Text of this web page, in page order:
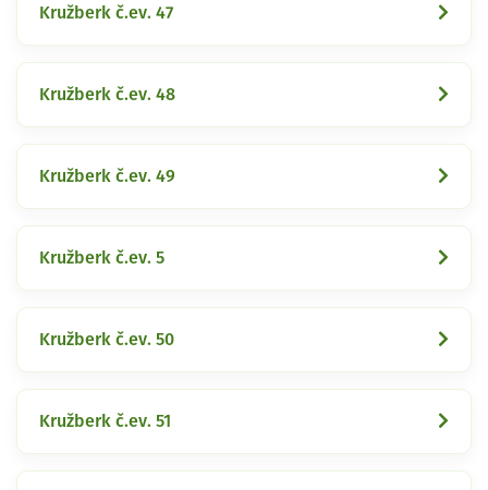
Kružberk č.ev. 47
Kružberk č.ev. 48
Kružberk č.ev. 49
Kružberk č.ev. 5
Kružberk č.ev. 50
Kružberk č.ev. 51